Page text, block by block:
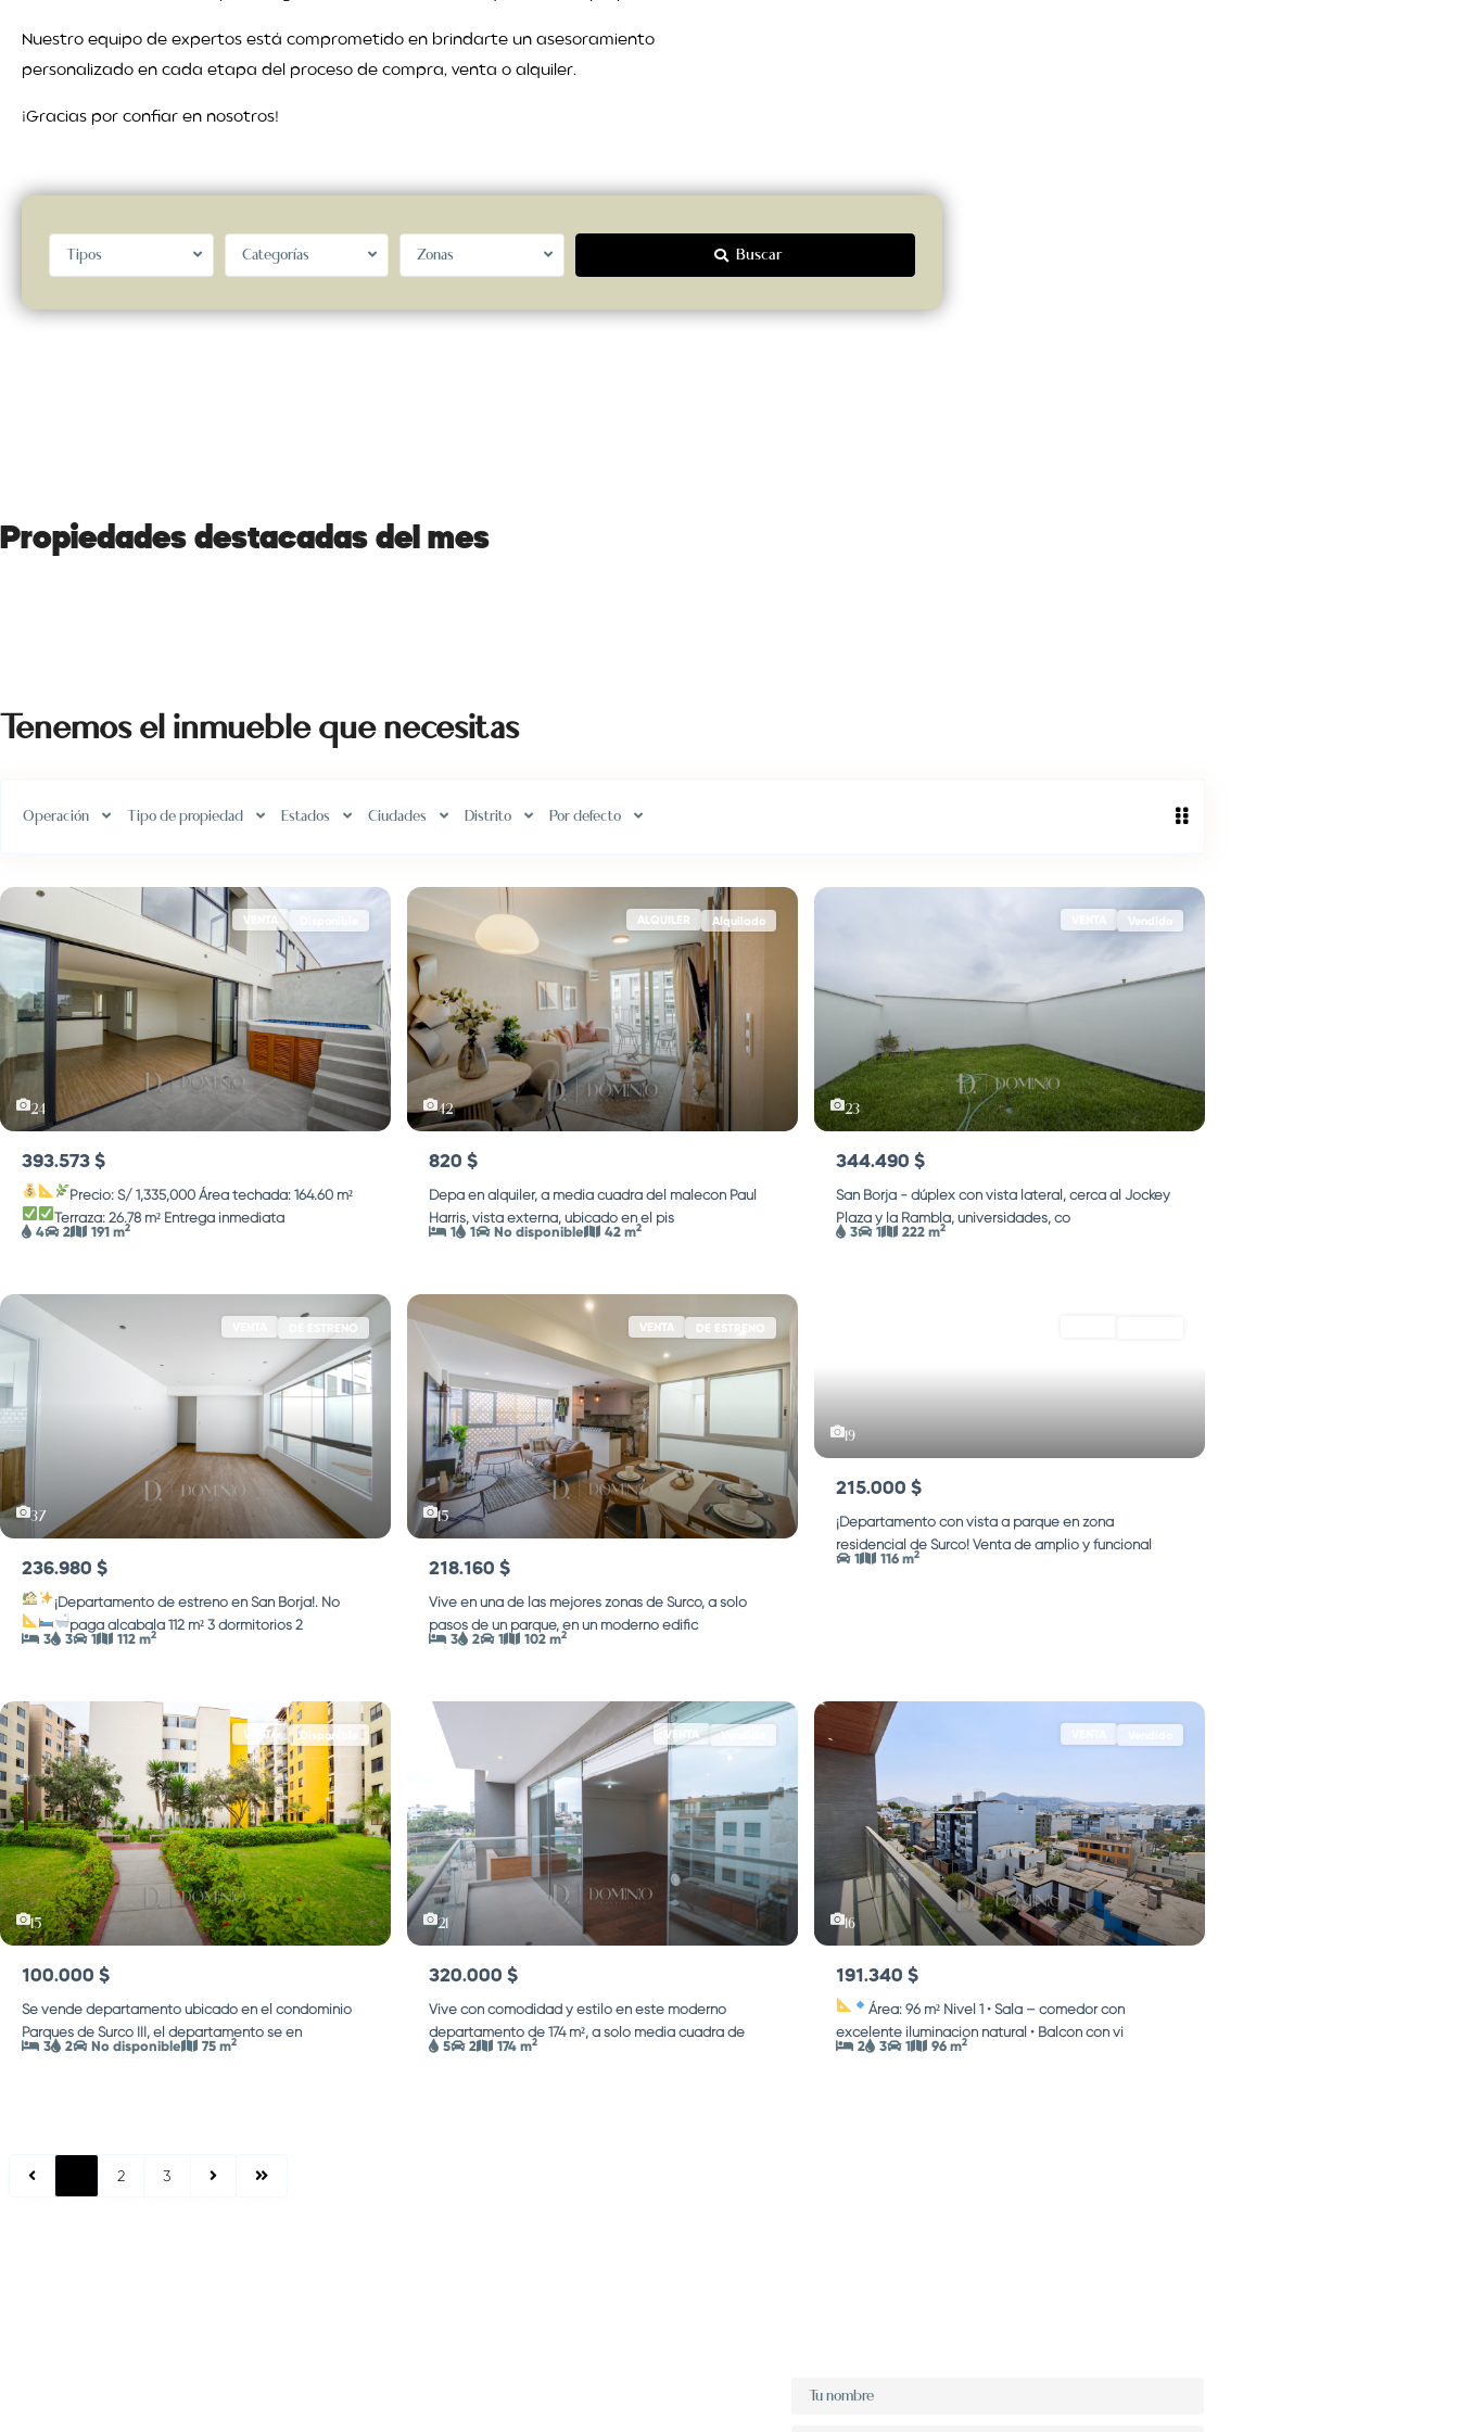
Nuestro equipo de expertos está comprometido en brindarte un asesoramiento
personalizado en cada etapa del proceso de compra, venta o alquiler.
¡Gracias por confiar en nosotros!
Tipos Categorías Zonas Buscar
Propiedades destacadas del mes
Tenemos el inmueble que necesitas
Operación Tipo de propiedad Estados Ciudades Distrito Por defecto
24
VENTA
393.573 $
Precio: S/ 1,335,000Área techada: 164.60 m²
Terraza: 26.78 m² Entrega inmediata
4
2 191 m2
42
ALQUILER Alquilado
820 $
Depa en alquiler, a media cuadra del malecón Paul
Harris, vista externa, ubicado en el pis
1
1 No disponible 42 m2
23
Vendido
344.490 $
San Borja - dúplex con vista lateral, cerca al Jockey
Plaza y la Rambla, universidades, co
3
1 222 m2
37
DE ESTRENO
236.980 $
¡Departamento de estreno en San Borja!. No
paga alcabala112 m²3 dormitorios2
3
3 1 112 m2
15
VENTA DE ESTRENO
218.160 $
Vive en una de las mejores zonas de Surco, a solo
pasos de un parque, en un moderno edific
3
2 1 102 m2
19
215.000 $
¡Departamento con vista a parque en zona
residencial de Surco! Venta de amplio y funcional
1
116 m2
15
VENTA Disponible
100.000 $
Se vende departamento ubicado en el condominio
Parques de Surco III, el departamento se en
3
2 No disponible 75 m2
21
VENTA Vendido
320.000 $
Vive con comodidad y estilo en este moderno
departamento de 174 m², a solo media cuadra de
5
2 174 m2
16
191.340 $
Área: 96 m² Nivel 1 • Sala – comedor con
excelente iluminación natural • Balcón con vi
2
3 1 96 m2
2 3